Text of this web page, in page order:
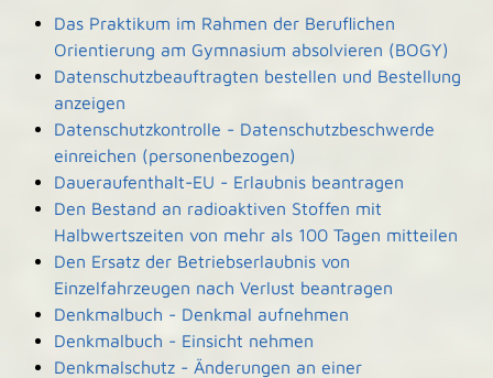
Das Praktikum im Rahmen der Beruflichen
Orientierung am Gymnasium absolvieren (BOGY)
Datenschutzbeauftragten bestellen und Bestellung
anzeigen
Datenschutzkontrolle - Datenschutzbeschwerde
einreichen (personenbezogen)
Daueraufenthalt-EU - Erlaubnis beantragen
Den Bestand an radioaktiven Stoffen mit
Halbwertszeiten von mehr als 100 Tagen mitteilen
Den Ersatz der Betriebserlaubnis von
Einzelfahrzeugen nach Verlust beantragen
Denkmalbuch - Denkmal aufnehmen
Denkmalbuch - Einsicht nehmen
Denkmalschutz - Änderungen an einer